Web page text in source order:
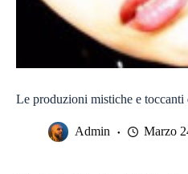
Le produzioni mistiche e
Admin Marzo